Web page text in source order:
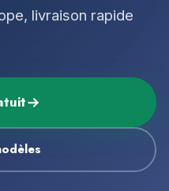
livraison rapide